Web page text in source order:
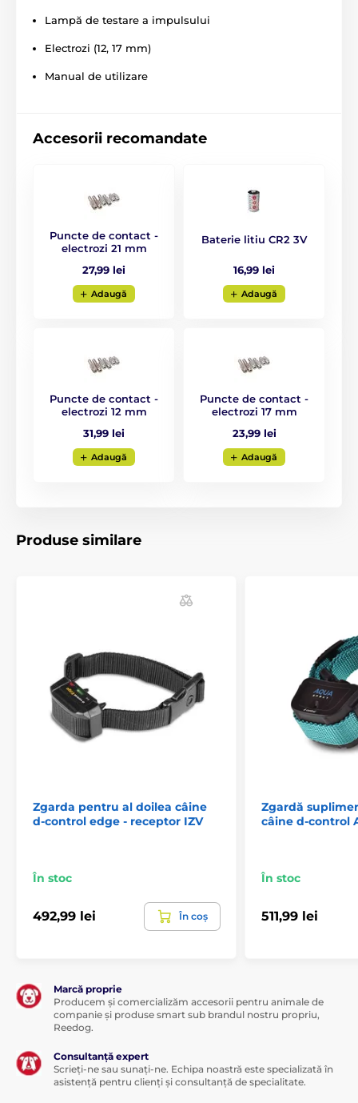
Lampă de testare a impulsului
Electrozi (12, 17 mm)
Manual de utilizare
Accesorii recomandate
Puncte de contact -
electrozi 21 mm
27,99 lei
Adaugă
Baterie litiu CR2 3V
16,99 lei
Adaugă
Puncte de contact -
electrozi 12 mm
31,99 lei
Adaugă
Puncte de contact -
electrozi 17 mm
23,99 lei
Adaugă
Produse similare
Zgarda pentru al doilea câine
d-control edge - receptor IZV
În stoc
492,99 lei În coș
Zgardă
câine d-control
În stoc
511,99 lei
Marcă proprie
Producem și comercializăm accesorii pentru animale de
companie și produse smart sub brandul nostru propriu,
Reedog.
Consultanță expert
Scrieți-ne sau sunați-ne. Echipa noastră este specializată în
asistență pentru clienți și consultanță de specialitate.